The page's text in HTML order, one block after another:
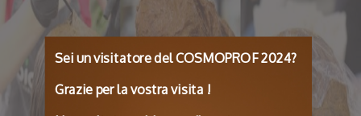
Sei un visitatore del COSMOPROF 2024?
Grazie per la vostra visita !